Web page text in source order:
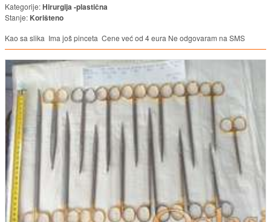
Kategorije:Hirurgija -plastična
Stanje: Korišteno
Kao sa slika Ima još pinceta Cene već od 4 eura Ne odgovaram na SMS